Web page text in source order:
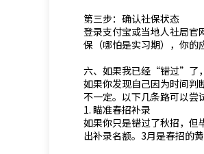
第三步：确认社保状态
登录支付宝或当地人社局官
保（哪怕是实习期），你的
六、如果我已经“错过”了
如果你发现自己因为时间判
不一定。以下几条路可以尝
1. 瞄准春招补录
如果你只是错过了秋招，但
出补录名额。3月是春招的